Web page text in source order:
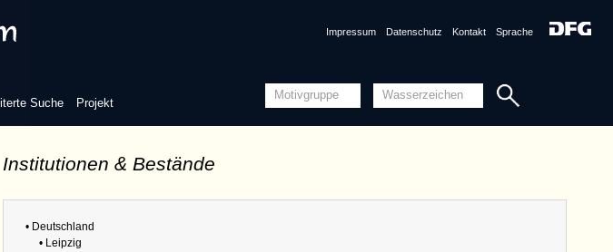
Suche Projekt
Impressum Datenschutz Kontakt Sprache
Institutionen & Bestände
• Deutschland
• Leipzig